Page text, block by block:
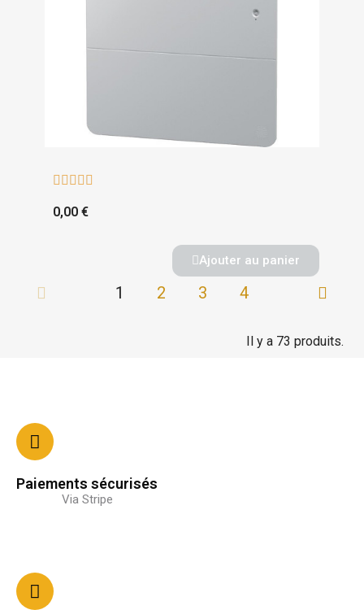
    
0,00 €
Ajouter au panier
1 2 3 4
Il y a 73 produits.
Paiements sécurisés
Via Stripe